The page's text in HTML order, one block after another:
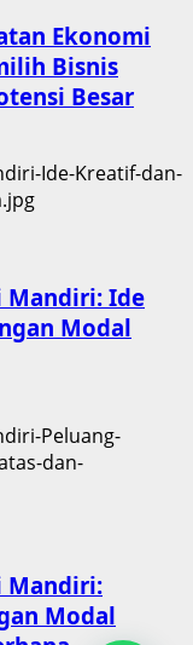
Ekonomi
Bisnis
Besar
Mandiri: Ide
Modal
Mandiri:
Modal